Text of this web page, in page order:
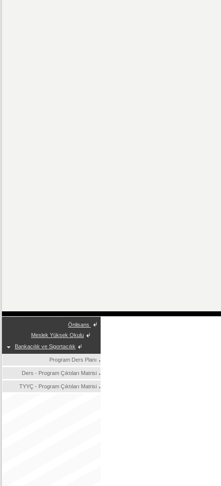
Önlisans
Meslek Yüksek Okulu
Bankacılık ve Sigortacılık
Program Ders Planı
Ders - Program Çıktıları Matrisi
TYYÇ - Program Çıktıları Matrisi